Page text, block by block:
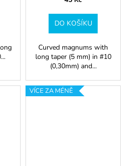
DO KOŠÍKU
Curved magnums with
long taper (5 mm) in #10
(0,30mm) and...
VÍCE ZA MÉNĚ